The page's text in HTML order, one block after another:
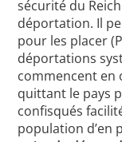
sécurité du
déportation. Il
pour les placer
déportations
commencent en
quittant le pays
confisqués
population d’en